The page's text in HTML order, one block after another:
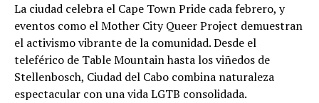
La ciudad celebra el Cape Town Pride cada febrero, y
eventos como el Mother City Queer Project demuestran
el activismo vibrante de la comunidad. Desde el
teleférico de Table Mountain hasta los viñedos de
Stellenbosch, Ciudad del Cabo combina naturaleza
espectacular con una vida LGTB consolidada.